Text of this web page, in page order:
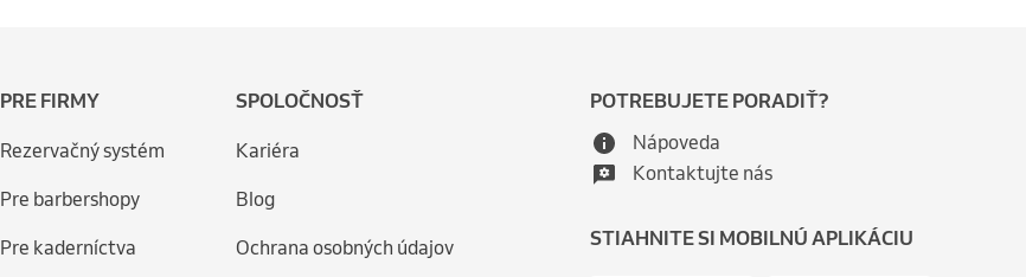
PRE FIRMY
Rezervačný systém
Pre barbershopy
Pre kaderníctva
SPOLOČNOSŤ
Kariéra
Blog
Ochrana osobných údajov
POTREBUJETE PORADIŤ?
Nápoveda
Kontaktujte nás
STIAHNITE SI MOBILNÚ APLIKÁCIU